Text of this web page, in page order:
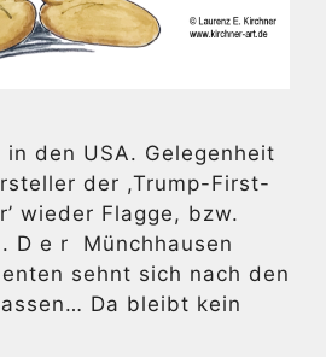
den USA. Gelegenheit
der ,Trump-First-
wieder Flagge, bzw.
D e r Münchhausen
sehnt sich nach den
Da bleibt kein